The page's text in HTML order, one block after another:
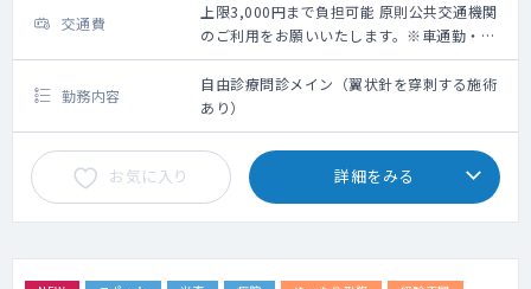
交通費
上限3,000円まで負担可能 原則公共交通機関
のご利用をお願いいたします。※車通勤・タ
クシー利用要相談
勤務内容
自由診療問診メイン（翼状針を穿刺する施術
あり）
お気に入り 詳細をみる